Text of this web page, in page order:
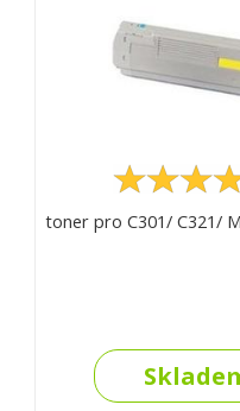
toner pro C301/ C321/